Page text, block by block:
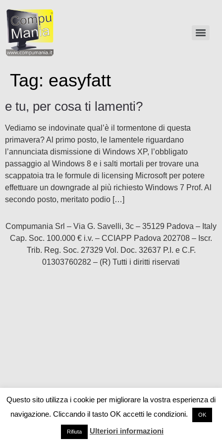
Tag: easyfatt
e tu, per cosa ti lamenti?
Vediamo se indovinate qual’è il tormentone di questa
primavera? Al primo posto, le lamentele riguardano
l’annunciata dismissione di Windows XP, l’obbligato
passaggio al Windows 8 e i salti mortali per trovare una
scappatoia tra le formule di licensing Microsoft per potere
effettuare un downgrade al più richiesto Windows 7 Prof. Al
secondo posto, meritato podio […]
Compumania Srl – Via G. Savelli, 3c – 35129 Padova – Italy
Cap. Soc. 100.000 € i.v. – CCIAPP Padova 202708 – Iscr.
Trib. Reg. Soc. 27329 Vol. Doc. 32637 P.I. e C.F.
01303760282 – (R) Tutti i diritti riservati
Questo sito utilizza i cookie per migliorare la vostra esperienza di
navigazione. Cliccando il tasto OK accetti le condizioni.
OK
Rifiuta Ulteriori informazioni